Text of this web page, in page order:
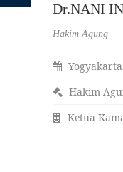
Dr.NANI
Hakim Agung
Hakim
Ketua